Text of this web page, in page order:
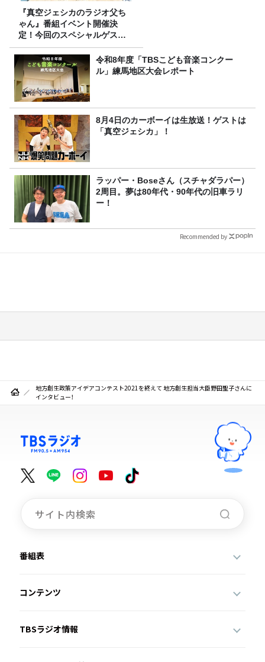
『真空ジェシカのラジオ父ち
ゃん』番組イベント開催決
定！今回のスペシャルゲスト
は、タカアンドトシ！
令和8年度「TBSこども音楽コンクー
ル」練馬地区大会レポート
8月4日のカーボーイは生放送！ゲストは
「真空ジェシカ」！
ラッパー・Boseさん（スチャダラパー）
2周目。夢は80年代・90年代の旧車ラリ
ー！
Recommended by
地方創生政策アイデアコンテスト2021を終えて 地方創生担当大臣野田聖子さんに
インタビュー！
番組表
コンテンツ
TBSラジオ情報